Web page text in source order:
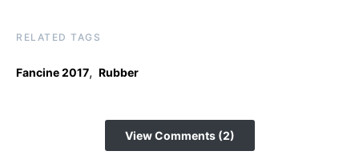
RELATED TAGS
Fancine 2017, Rubber
View Comments (2)